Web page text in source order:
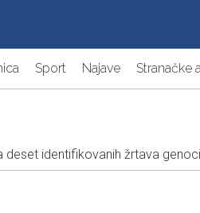
Sport Najave Stranačke
identifikovanih žrtava